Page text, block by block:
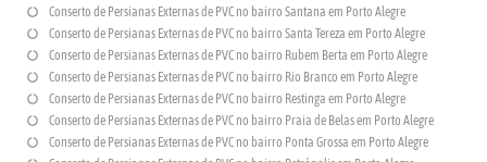
Conserto de Persianas Externas de PVC no bairro Santana em Porto Alegre
Conserto de Persianas Externas de PVC no bairro Santa Tereza em Porto Alegre
Conserto de Persianas Externas de PVC no bairro Rubem Berta em Porto Alegre
Conserto de Persianas Externas de PVC no bairro Rio Branco em Porto Alegre
Conserto de Persianas Externas de PVC no bairro Restinga em Porto Alegre
Conserto de Persianas Externas de PVC no bairro Praia de Belas em Porto Alegre
Conserto de Persianas Externas de PVC no bairro Ponta Grossa em Porto Alegre